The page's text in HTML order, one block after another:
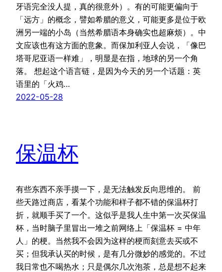
牙语完全没人提，真的很意外）。有的可能更偏向于
「远方」的概念，譬如希腊的意义，可能更多是位于欧
洲另一端的小岛（当然希腊语本身确实也超麻烦）。中
文应该也有这方面的意象。而保加利亚人会说，「像巴
塔哥尼亚语一样难」，明显是在指，地球的另一个角
落。 想起这个语言链，是因为今天的另一个话题：英
语里的「火鸡…
2022-05-28
保温杯
有些东西不亲手摸一下，是无法触发反向思维的。 前
些天路过商店，看某个功能和样子都不错的保温杯打
折，就顺手买了一个。这似乎是我人生中第一次买保温
杯，当时脑子里冒出一堆之前网络上「保温杯 = 中年
人」的梗。当然我不会因为这样的梗而刻意去买或不
买；但我承认买的时候，是有几分微妙的感觉的。不过
我日常也不喝热水；只是偶尔几次泡茶，总是想不起来